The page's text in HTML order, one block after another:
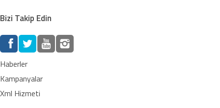
Bizi Takip Edin
Haberler
Kampanyalar
Xml Hizmeti